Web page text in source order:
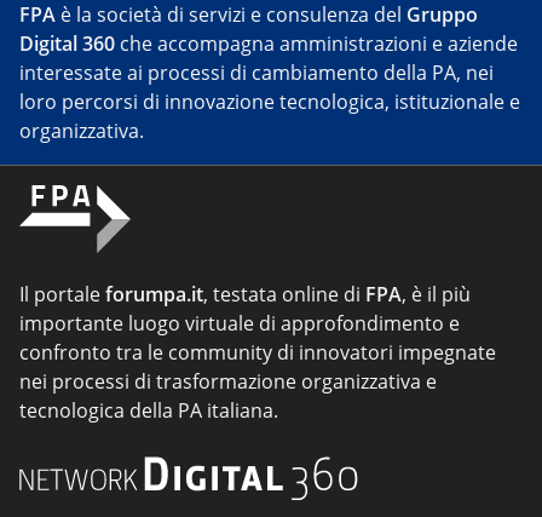
FPA è la società di servizi e consulenza del Gruppo
Digital 360 che accompagna amministrazioni e aziende
interessate ai processi di cambiamento della PA, nei
loro percorsi di innovazione tecnologica, istituzionale e
organizzativa.
Il portaleforumpa.it, testata online di FPA, è il più
importante luogo virtuale di approfondimento e
confronto tra le community di innovatori impegnate
nei processi di trasformazione organizzativa e
tecnologica della PA italiana.